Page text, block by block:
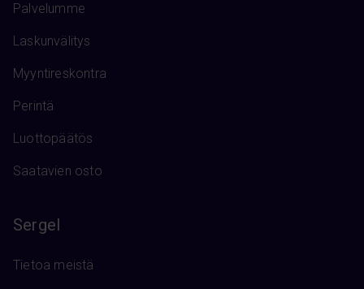
Palvelumme
Laskunvälitys
Myyntireskontra
Perintä
Luottopäätös
Saatavien osto
Sergel
Tietoa meistä